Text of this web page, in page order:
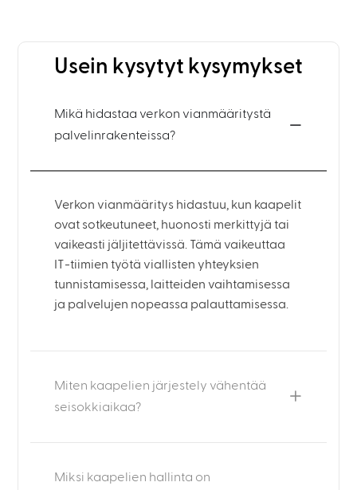
Usein kysytyt kysymykset
Mikä hidastaa verkon vianmääritystä
palvelinrakenteissa?
Verkon vianmääritys hidastuu, kun kaapelit
ovat sotkeutuneet, huonosti merkittyjä tai
vaikeasti jäljitettävissä. Tämä vaikeuttaa
IT-tiimien työtä viallisten yhteyksien
tunnistamisessa, laitteiden vaihtamisessa
ja palvelujen nopeassa palauttamisessa.
Miten kaapelien järjestely vähentää
seisokkiaikaa?
Miksi kaapelien hallinta on